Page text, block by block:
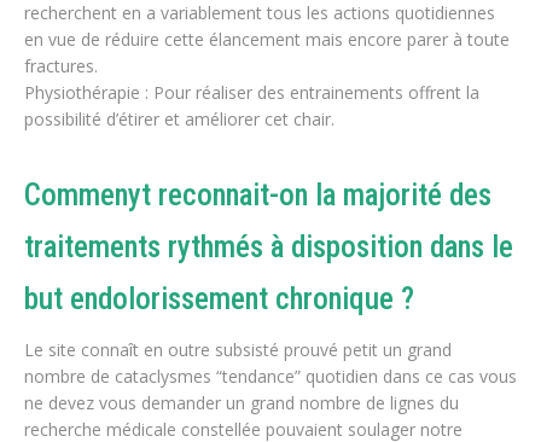
recherchent en a variablement tous les actions quotidiennes
en vue de réduire cette élancement mais encore parer à toute
fractures.
Physiothérapie : Pour réaliser des entrainements offrent la
possibilité d’étirer et améliorer cet chair.
Commenyt reconnait-on la majorité des
traitements rythmés à disposition dans le
but endolorissement chronique ?
Le site connaît en outre subsisté prouvé petit un grand
nombre de cataclysmes “tendance” quotidien dans ce cas vous
ne devez vous demander un grand nombre de lignes du
recherche médicale constellée pouvaient soulager notre